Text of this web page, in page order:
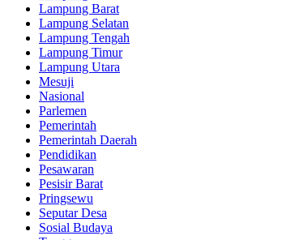
Lampung Barat
Lampung Selatan
Lampung Tengah
Lampung Timur
Lampung Utara
Mesuji
Nasional
Parlemen
Pemerintah
Pemerintah Daerah
Pendidikan
Pesawaran
Pesisir Barat
Pringsewu
Seputar Desa
Sosial Budaya